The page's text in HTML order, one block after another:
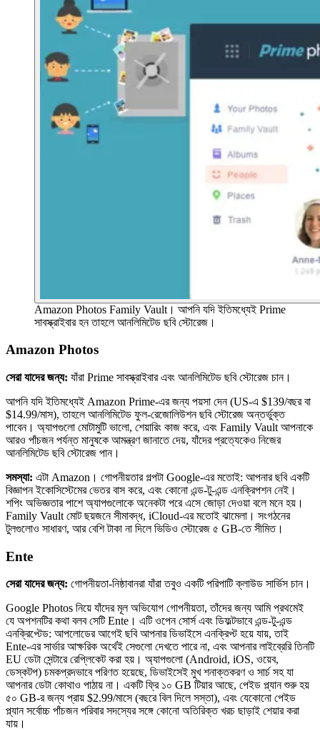
Amazon Photos Family Vault। আপনি যদি ইতিমধ্যেই Prime
সাবস্ক্রাইবার হন তাহলে আনলিমিটেড ছবি স্টোরেজ।
Amazon Photos
সেরা যাদের জন্য: যাঁরা Prime সাবস্ক্রাইবার এবং আনলিমিটেড ছবি স্টোরেজ চান।
আপনি যদি ইতিমধ্যেই Amazon Prime-এর জন্য পয়সা দেন (US-এ $139/বছর বা
$14.99/মাস), তাহলে আনলিমিটেড ফুল-রেজোলিউশন ছবি স্টোরেজ অন্তর্ভুক্ত
পাবেন। অ্যাপগুলো মোটামুটি ভালো, শেয়ারিং কাজ করে, এবং Family Vault আপনাকে
আরও পাঁচজন পর্যন্ত মানুষকে আমন্ত্রণ জানাতে দেয়, যাঁদের প্রত্যেকেও নিজের
আনলিমিটেড ছবি স্টোরেজ পান।
সমস্যা: এটা Amazon। গোপনীয়তার গল্পটা Google-এর মতোই: আপনার ছবি একটি
বিজ্ঞাপন ইকোসিস্টেমের ভেতর বাস করে, এবং কোনো এন্ড-টু-এন্ড এনক্রিপশন নেই।
শপিং অভিজ্ঞতার পাশে অ্যাপগুলোকে অনেকটা পরে এসে জোড়া দেওয়া বলে মনে হয়।
Family Vault মোট ছয়জনে সীমাবদ্ধ, iCloud-এর মতোই ঝামেলা। সংগঠনের
টুলগুলোও সাধারণ, আর বেশি টাকা না দিলে ভিডিও স্টোরেজ ৫ GB-তে সীমিত।
Ente
সেরা যাদের জন্য: গোপনীয়তা-নিষ্ঠাবানরা যাঁরা তবুও একটি পরিপাটি ক্লাউড সার্ভিস চান।
Google Photos নিয়ে যাঁদের মূল অভিযোগ গোপনীয়তা, তাঁদের জন্য আমি প্রথমেই
যে অপশনটির কথা বলব সেটি Ente। এটি ওপেন সোর্স এবং ডিফল্টভাবে এন্ড-টু-এন্ড
এনক্রিপ্টেড: আপলোডের আগেই ছবি আপনার ডিভাইসে এনক্রিপ্ট হয়ে যায়, তাই
Ente-এর সার্ভার আক্ষরিক অর্থেই সেগুলো দেখতে পারে না, এবং আপনার লাইব্রেরি তিনটি
EU ডেটা সেন্টারে রেপ্লিকেট করা হয়। অ্যাপগুলো (Android, iOS, ওয়েব,
ডেস্কটপ) চমকপ্রদভাবে পরিণত হয়েছে, ডিভাইসেই মুখ শনাক্তকরণ ও সার্চ সহ যা
আপনার ডেটা কোথাও পাঠায় না। একটি ফ্রি ১০ GB টিয়ার আছে, পেইড প্ল্যান শুরু হয়
৫০ GB-র জন্য প্রায় $2.99/মাসে (বছরে বিল দিলে সস্তা), এবং যেকোনো পেইড
প্ল্যান সর্বোচ্চ পাঁচজন পরিবার সদস্যের সঙ্গে কোনো অতিরিক্ত খরচ ছাড়াই শেয়ার করা
যায়।